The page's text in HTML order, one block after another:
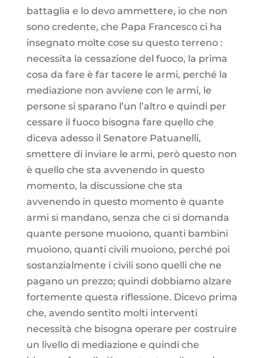
battaglia e lo devo ammettere, io che non
sono credente, che Papa Francesco ci ha
insegnato molte cose su questo terreno :
necessita la cessazione del fuoco, la prima
cosa da fare è far tacere le armi, perché la
mediazione non avviene con le armi, le
persone si sparano l’un l’altro e quindi per
cessare il fuoco bisogna fare quello che
diceva adesso il Senatore Patuanelli,
smettere di inviare le armi, però questo non
è quello che sta avvenendo in questo
momento, la discussione che sta
avvenendo in questo momento è quante
armi si mandano, senza che ci si domanda
quante persone muoiono, quanti bambini
muoiono, quanti civili muoiono, perché poi
sostanzialmente i civili sono quelli che ne
pagano un prezzo; quindi dobbiamo alzare
fortemente questa riflessione. Dicevo prima
che, avendo sentito molti interventi
necessità che bisogna operare per costruire
un livello di mediazione e quindi che